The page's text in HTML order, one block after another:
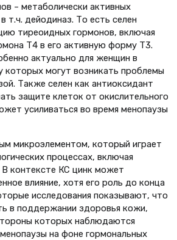
– метаболически активных
т.ч. дейодиназ. То есть селен
тиреоидных гормонов, включая
Т4 в его активную форму Т3.
актуально для женщин в
которых могут возникать проблемы
Также селен как антиоксидант
защите клеток от окислительного
усиливаться во время менопаузы
микроэлементом, который играет
процессах, включая
контексте КС цинк может
влияние, хотя его роль до конца
исследования показывают, что
в поддержании здоровья кожи,
которых наблюдаются
на фоне гормональных